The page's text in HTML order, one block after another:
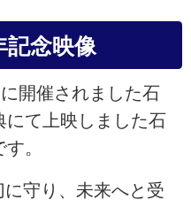
記念映像
開催されました石
にて上映しました石
。
守り、未来へと受